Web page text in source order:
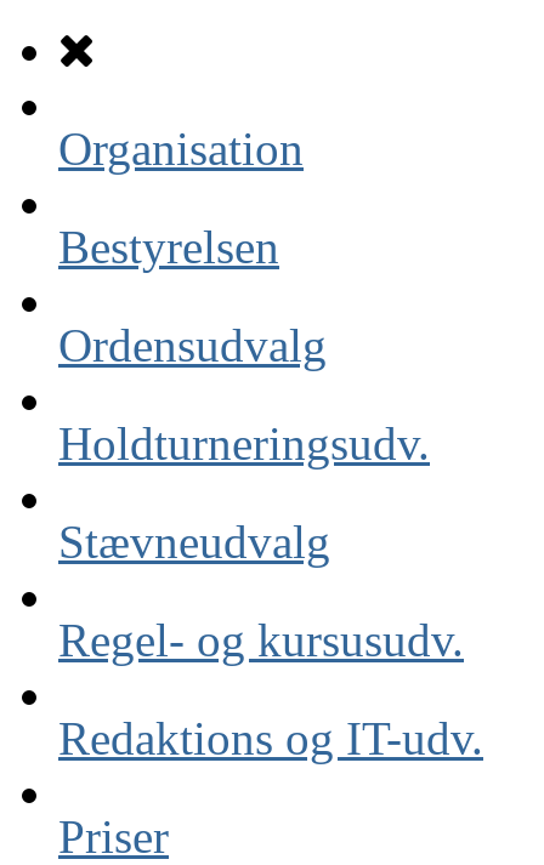
Organisation
Bestyrelsen
Ordensudvalg
Holdturneringsudv.
Stævneudvalg
Regel- og kursusudv.
Redaktions og IT-udv.
Priser